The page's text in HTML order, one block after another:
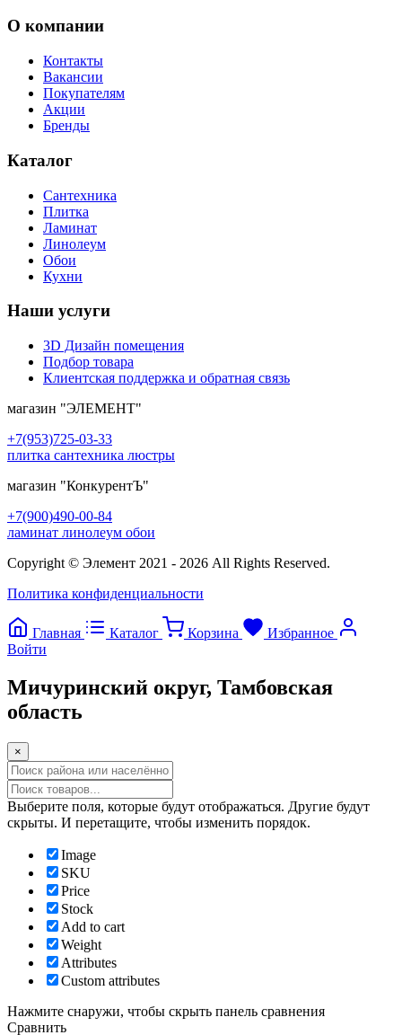
О компании
Контакты
Вакансии
Покупателям
Акции
Бренды
Каталог
Сантехника
Плитка
Ламинат
Линолеум
Обои
Кухни
Наши услуги
3D Дизайн помещения
Подбор товара
Клиентская поддержка и обратная связь
магазин "ЭЛЕМЕНТ"
+7(953)725-03-33
плитка сантехника люстры
магазин "КонкурентЪ"
+7(900)490-00-84
ламинат линолеум обои
Copyright © Элемент 2021 - 2026 All Rights Reserved.
Политика конфиденциальности
Главная Каталог Корзина
Избранное
Войти
Мичуринский округ, Тамбовская
область
×
Прокрутка
вверх
Выберите поля, которые будут отображаться. Другие будут
скрыты. И перетащите, чтобы изменить порядок.
Image
SKU
Price
Stock
Add to cart
Weight
Attributes
Custom attributes
Нажмите снаружи, чтобы скрыть панель сравнения
Сравнить